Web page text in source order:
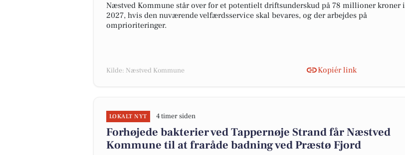
Næstved Kommune står over for et potentielt driftsunderskud på 78 millioner kroner i
2027, hvis den nuværende velfærdsservice skal bevares, og der arbejdes på
omprioriteringer.
Kilde: Næstved Kommune Kopiér link
LOKALT NYT 4 timer siden
Forhøjede bakterier ved Tappernøje Strand får Næstved
Kommune til at fraråde badning ved Præstø Fjord